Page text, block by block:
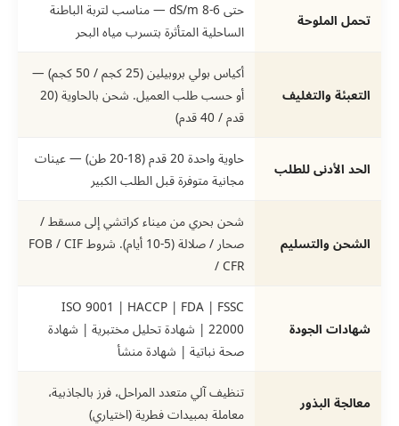
تحمل الملوحة
حتى 6-8 dS/m — مناسب لتربة الباطنة
الساحلية المتأثرة بتسرب مياه البحر
التعبئة والتغليف
أكياس بولي بروبيلين (25 كجم / 50 كجم) —
أو حسب طلب العميل. شحن بالحاوية (20
قدم / 40 قدم)
الحد الأدنى للطلب
حاوية واحدة 20 قدم (18-20 طن) — عينات
مجانية متوفرة قبل الطلب الكبير
الشحن والتسليم
شحن بحري من ميناء كراتشي إلى مسقط /
صحار / صلالة (5-10 أيام). شروط FOB / CIF
/ CFR
شهادات الجودة
ISO 9001 | HACCP | FDA | FSSC
22000 | شهادة تحليل مختبرية | شهادة
صحة نباتية | شهادة منشأ
معالجة البذور
تنظيف آلي متعدد المراحل، فرز بالجاذبية،
معاملة بمبيدات فطرية (اختياري)